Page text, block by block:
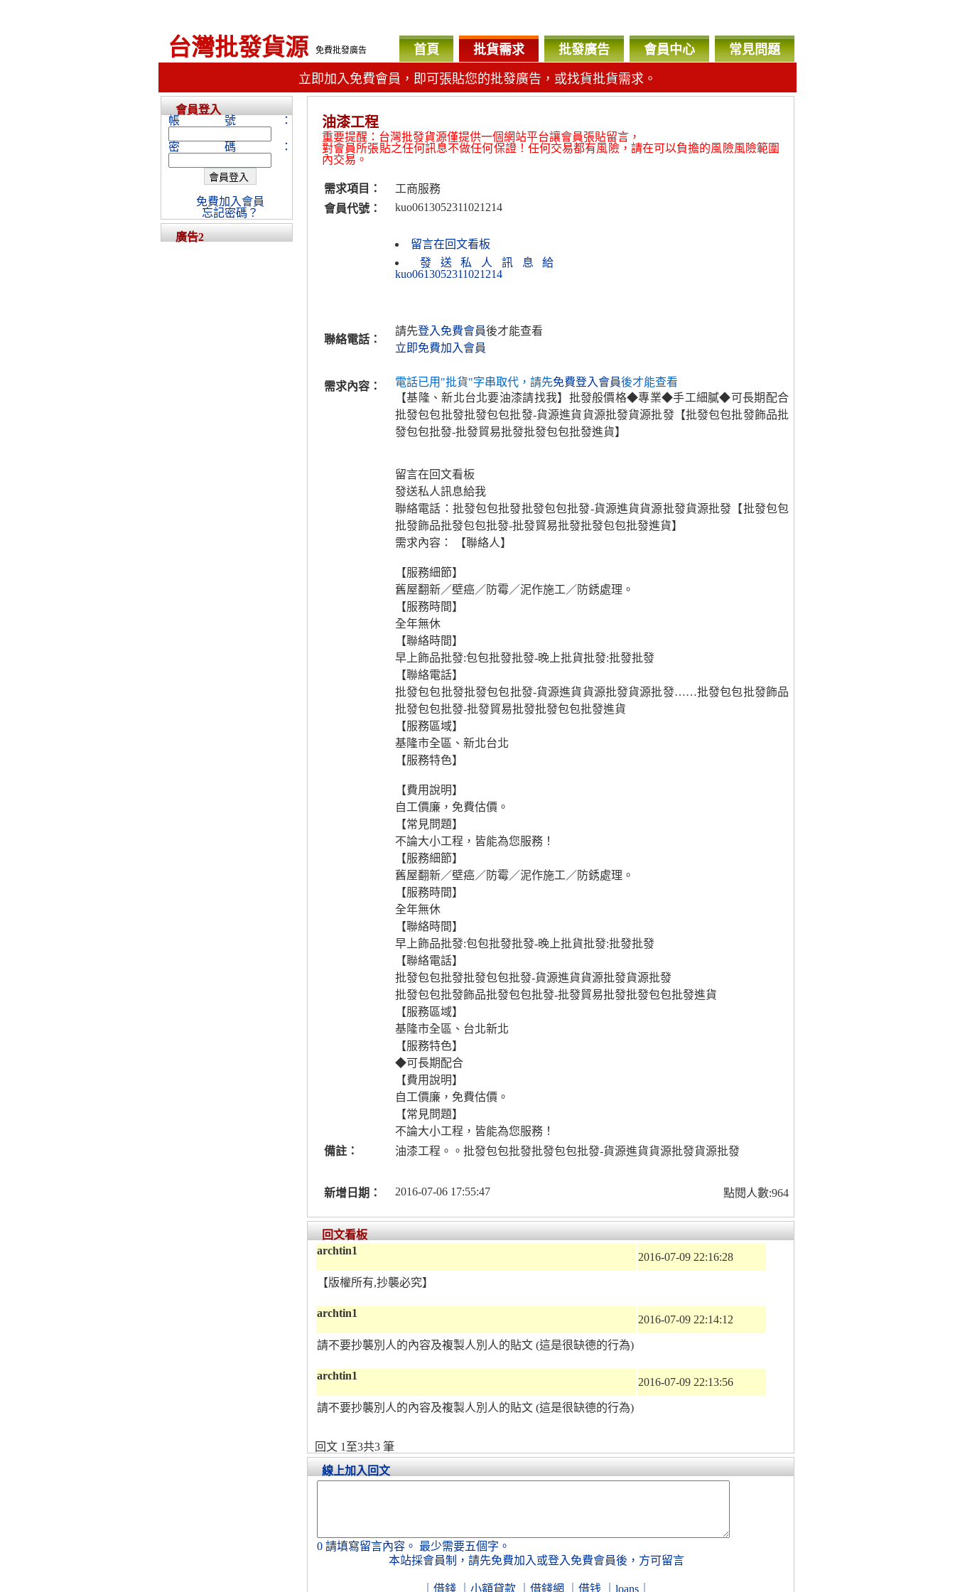
台灣批發貨源 免費批發廣告 首頁 批貨需求 批發廣告 會員中心 常見問題
立即加入免費會員，即可張貼您的批發廣告，或找貨批貨需求。
油漆工程
重要提醒：台灣批發貨源僅提供一個網站平台讓會員張貼留言，
對會員所張貼之任何訊息不做任何保證！任何交易都有風險，請在可以負擔的風險風險範圍
內交易。
需求項目：
工商服務
會員代號：
kuo0613052311021214
留言在回文看板
發送私人訊息給
kuo0613052311021214
聯絡電話：
請先登入免費會員後才能查看
立即免費加入會員
需求內容： 電話已用"批貨"字串取代，請先免費登入會員後才能查看
【基隆、新北台北要油漆請找我】批發般價格◆專業◆手工細膩◆可長期配合
批發包包批發批發包包批發-貨源進貨貨源批發貨源批發【批發包包批發飾品批
發包包批發-批發貿易批發批發包包批發進貨】
留言在回文看板
發送私人訊息給我
聯絡電話：批發包包批發批發包包批發-貨源進貨貨源批發貨源批發【批發包包
批發飾品批發包包批發-批發貿易批發批發包包批發進貨】
需求內容： 【聯絡人】
【服務細節】
舊屋翻新／壁癌／防霉／泥作施工／防銹處理。
【服務時間】
全年無休
【聯絡時間】
早上飾品批發:包包批發批發-晚上批貨批發:批發批發
【聯絡電話】
批發包包批發批發包包批發-貨源進貨貨源批發貨源批發……批發包包批發飾品
批發包包批發-批發貿易批發批發包包批發進貨
【服務區域】
基隆市全區、新北台北
【服務特色】
【費用說明】
自工價廉，免費估價。
【常見問題】
不論大小工程，皆能為您服務！
【服務細節】
舊屋翻新／壁癌／防霉／泥作施工／防銹處理。
【服務時間】
全年無休
【聯絡時間】
早上飾品批發:包包批發批發-晚上批貨批發:批發批發
【聯絡電話】
批發包包批發批發包包批發-貨源進貨貨源批發貨源批發
批發包包批發飾品批發包包批發-批發貿易批發批發包包批發進貨
【服務區域】
基隆市全區、台北新北
【服務特色】
◆可長期配合
【費用說明】
自工價廉，免費估價。
【常見問題】
不論大小工程，皆能為您服務！
備註：
油漆工程。。批發包包批發批發包包批發-貨源進貨貨源批發貨源批發
新增日期： 2016-07-06 17:55:47 點閱人數:964
回文看板
archtin1
2016-07-09 22:16:28
【版權所有,抄襲必究】
archtin1
2016-07-09 22:14:12
請不要抄襲別人的內容及複製人別人的貼文 (這是很缺德的行為)
archtin1
2016-07-09 22:13:56
請不要抄襲別人的內容及複製人別人的貼文 (這是很缺德的行為)
回文 1至3共3 筆
線上加入回文
0 請填寫留言內容。 最少需要五個字。
本站採會員制， 請先免費加入 或登入免費會員後，方可留言
借錢 小額貸款 借錢網 借钱 loans
會員登入
帳號：
密碼：
免費加入會員
忘記密碼？
廣告2